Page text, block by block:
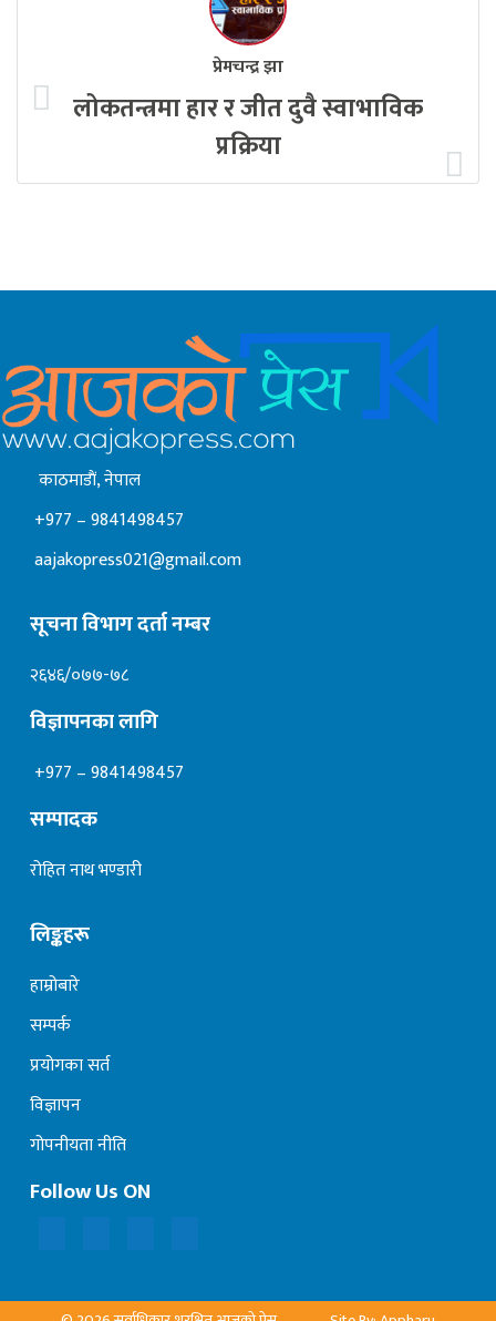
प्रेमचन्द्र झा
लोकतन्त्रमा हार र जीत दुवै स्वाभाविक
प्रक्रिया
काठमाडाैं, नेपाल
+977 – 9841498457
aajakopress021@gmail.com
सूचना विभाग दर्ता नम्बर
२६४६/०७७-७८
विज्ञापनका लागि
+977 – 9841498457
सम्पादक
रोहित नाथ भण्डारी
लिङ्कहरू
हाम्रोबारे
सम्पर्क
प्रयोगका सर्त
विज्ञापन
गोपनीयता नीति
Follow Us ON